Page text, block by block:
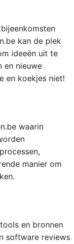
kan de plek
ideeën uit te
en nieuwe
en koekjes niet!
waarin
manier om
en bronnen
software reviews